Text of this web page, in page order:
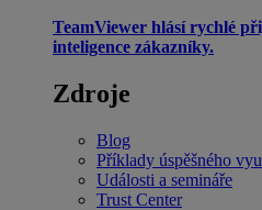
TeamViewer hlásí rychlé
inteligence zákazníky.
Zdroje
Blog
Příklady úspěšného
Události a semináře
Trust Center